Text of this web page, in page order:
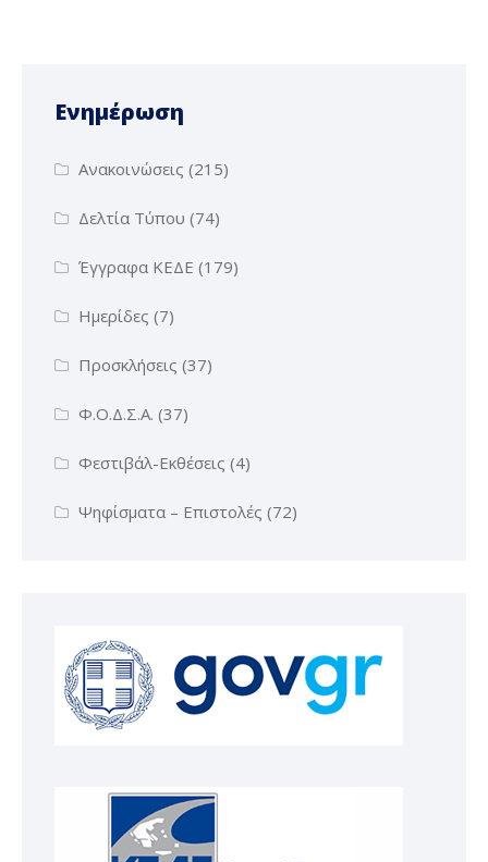
Ενημέρωση
Ανακοινώσεις (215)
Δελτία Τύπου (74)
Έγγραφα ΚΕΔΕ (179)
Ημερίδες (7)
Προσκλήσεις (37)
Φ.Ο.Δ.Σ.Α. (37)
Φεστιβάλ-Εκθέσεις (4)
Ψηφίσματα – Επιστολές (72)